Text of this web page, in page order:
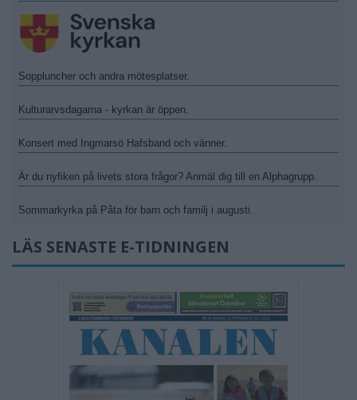
Soppluncher och andra mötesplatser.
Kulturarvsdagarna - kyrkan är öppen.
Konsert med Ingmarsö Hafsband och vänner.
Är du nyfiken på livets stora frågor? Anmäl dig till en Alphagrupp.
Sommarkyrka på Påta för barn och familj i augusti.
LÄS SENASTE E-TIDNINGEN